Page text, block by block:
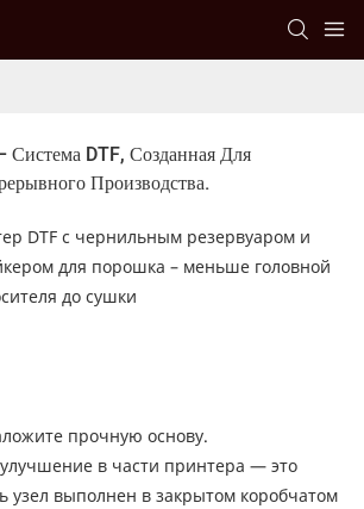
Система DTF, Созданная Для
Производства.
DTF с чернильным резервуаром и
для порошка – меньше головной
до сушки
прочную основу.
в части принтера — это
узел выполнен в закрытом коробчатом